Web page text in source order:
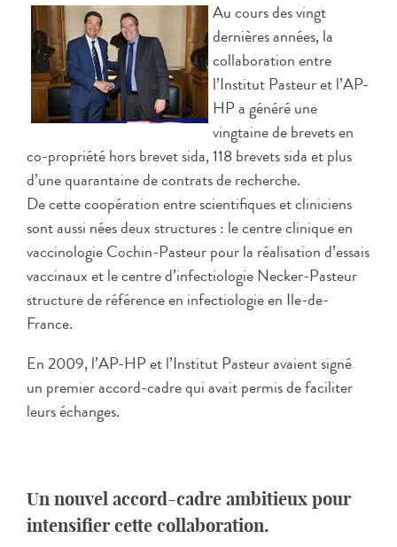
Au cours des vingt
dernières années, la
collaboration entre
l’Institut Pasteur et l’AP-
HP a généré une
vingtaine de brevets en
co-propriété hors brevet sida, 118 brevets sida et plus
d’une quarantaine de contrats de recherche.
De cette coopération entre scientifiques et cliniciens
sont aussi nées deux structures : le centre clinique en
vaccinologie Cochin-Pasteur pour la réalisation d’essais
vaccinaux et le centre d’infectiologie Necker-Pasteur
structure de référence en infectiologie en Ile-de-
France.
En 2009, l’AP-HP et l’Institut Pasteur avaient signé
un premier accord-cadre qui avait permis de faciliter
leurs échanges.
Un nouvel accord-cadre ambitieux pour
intensifier cette collaboration.